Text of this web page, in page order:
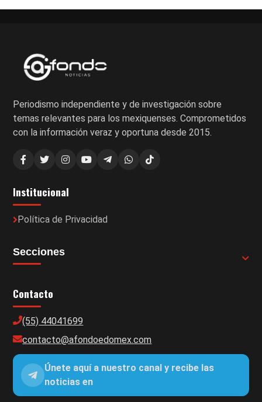
Periodismo independiente y de investigación sobre
temas relevantes para los mexiquenses. Comprometidos
con la información veraz y oportuna desde 2015.
Institucional
Política de Privacidad
Secciones
Contacto
(55) 44041699
contacto@afondoedomex.com
Únete aquí a nuestro canal y recibe las
noticias en